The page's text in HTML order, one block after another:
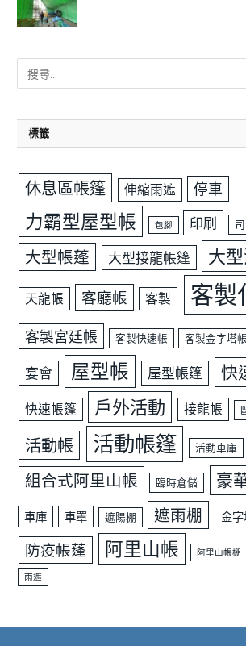
標籤
休息區帳篷 伸縮雨遮 停車
力霸型屋型帳 包腳 印刷
大型帳蓬 大型接龍帳篷 大
天龍帳 客廳帳 客製 客製
客製宮廷帳 客製快速帳 客製金字塔帳
宴會 屋型帳 屋型帳篷 快
快速帳篷 戶外活動 接龍帳
活動帳 活動帳篷 活動車庫
組合式阿里山帳 臨時倉儲 豪
車庫 車罩 遮陽棚 遮雨棚 金
防疫帳蓬 阿里山帳 阿里山帳棚
雨遮